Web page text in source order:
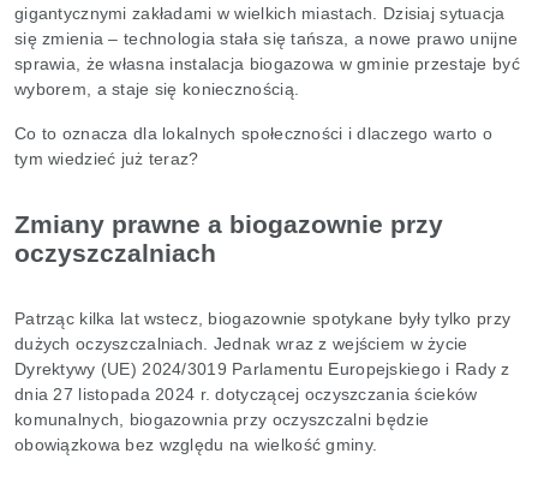
gigantycznymi zakładami w wielkich miastach. Dzisiaj sytuacja
się zmienia – technologia stała się tańsza, a nowe prawo unijne
sprawia, że własna instalacja biogazowa w gminie przestaje być
wyborem, a staje się koniecznością.
Co to oznacza dla lokalnych społeczności i dlaczego warto o
tym wiedzieć już teraz?
Zmiany prawne a biogazownie przy
oczyszczalniach
Patrząc kilka lat wstecz, biogazownie spotykane były tylko przy
dużych oczyszczalniach. Jednak wraz z wejściem w życie
Dyrektywy (UE) 2024/3019 Parlamentu Europejskiego i Rady z
dnia 27 listopada 2024 r. dotyczącej oczyszczania ścieków
komunalnych, biogazownia przy oczyszczalni będzie
obowiązkowa bez względu na wielkość gminy.